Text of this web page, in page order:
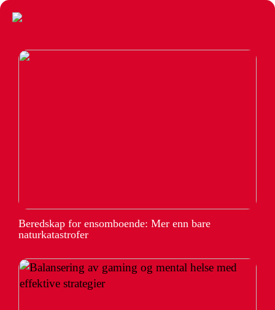
Beredskap for ensomboende: Mer enn bare
naturkatastrofer